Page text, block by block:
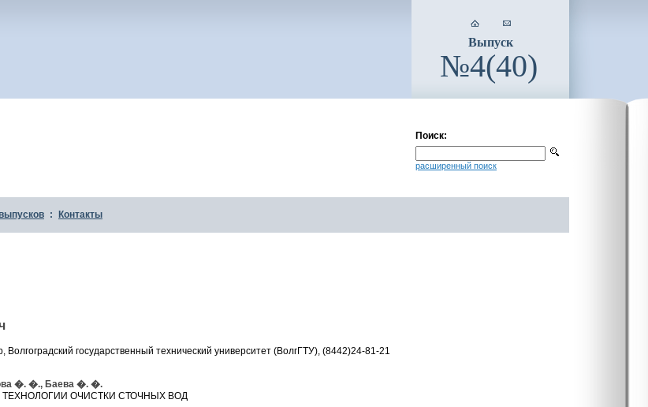
Выпуск
№4(40)
Поиск:
расширенный поиск
: Контакты
Волгоградский государственный технический университет (ВолгГТУ), (8442)24-81-21
�. �., Баева �. �.
ОЧИСТКИ СТОЧНЫХ ВОД